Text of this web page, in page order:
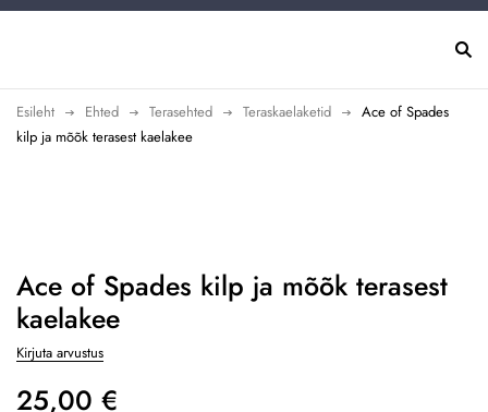
Esileht Ehted Terasehted Teraskaelaketid
Ace of Spades
kilp ja mõõk terasest kaelakee
Ace of Spades kilp ja mõõk terasest
kaelakee
Kirjuta arvustus
25,00 €